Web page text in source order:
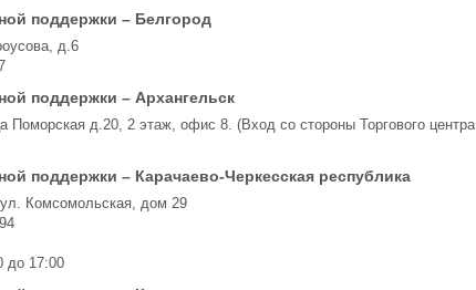
поддержки – Белгород
д.6
поддержки – Архангельск
Поморская д.20, 2 этаж, офис 8. (Вход со стороны Торгового центра
поддержки – Карачаево-Черкесская республика
ул. Комсомольская, дом 29
до 17:00